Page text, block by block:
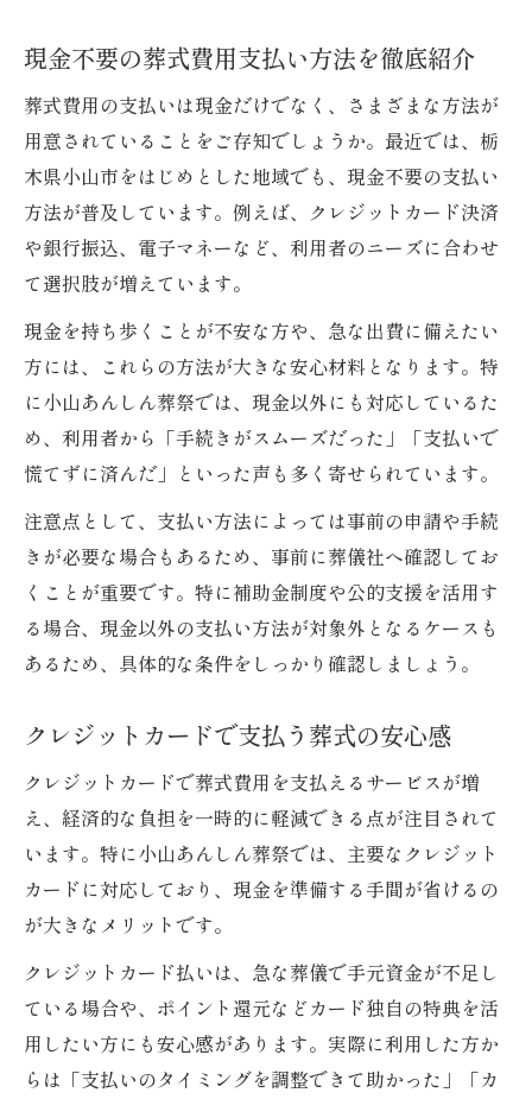
現金不要の葬式費用支払い方法を徹底紹介
葬式費用の支払いは現金だけでなく、さまざまな方法が
用意されていることをご存知でしょうか。最近では、栃
木県小山市をはじめとした地域でも、現金不要の支払い
方法が普及しています。例えば、クレジットカード決済
や銀行振込、電子マネーなど、利用者のニーズに合わせ
て選択肢が増えています。
現金を持ち歩くことが不安な方や、急な出費に備えたい
方には、これらの方法が大きな安心材料となります。特
に小山あんしん葬祭では、現金以外にも対応しているた
め、利用者から「手続きがスムーズだった」「支払いで
慌てずに済んだ」といった声も多く寄せられています。
注意点として、支払い方法によっては事前の申請や手続
きが必要な場合もあるため、事前に葬儀社へ確認してお
くことが重要です。特に補助金制度や公的支援を活用す
る場合、現金以外の支払い方法が対象外となるケースも
あるため、具体的な条件をしっかり確認しましょう。
クレジットカードで支払う葬式の安心感
クレジットカードで葬式費用を支払えるサービスが増
え、経済的な負担を一時的に軽減できる点が注目されて
います。特に小山あんしん葬祭では、主要なクレジット
カードに対応しており、現金を準備する手間が省けるの
が大きなメリットです。
クレジットカード払いは、急な葬儀で手元資金が不足し
ている場合や、ポイント還元などカード独自の特典を活
用したい方にも安心感があります。実際に利用した方か
らは「支払いのタイミングを調整できて助かった」「カ